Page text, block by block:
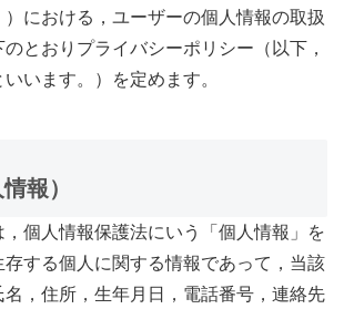
における，ユーザーの個人情報の取扱
とおりプライバシーポリシー（以下，
いいます。）を定めます。
報）
，個人情報保護法にいう「個人情報」を
する個人に関する情報であって，当該
，住所，生年月日，電話番号，連絡先